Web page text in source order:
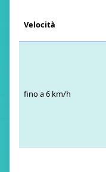
Velocità
fino a 6 km/h